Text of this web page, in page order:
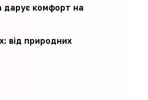
дарує комфорт на
від природних